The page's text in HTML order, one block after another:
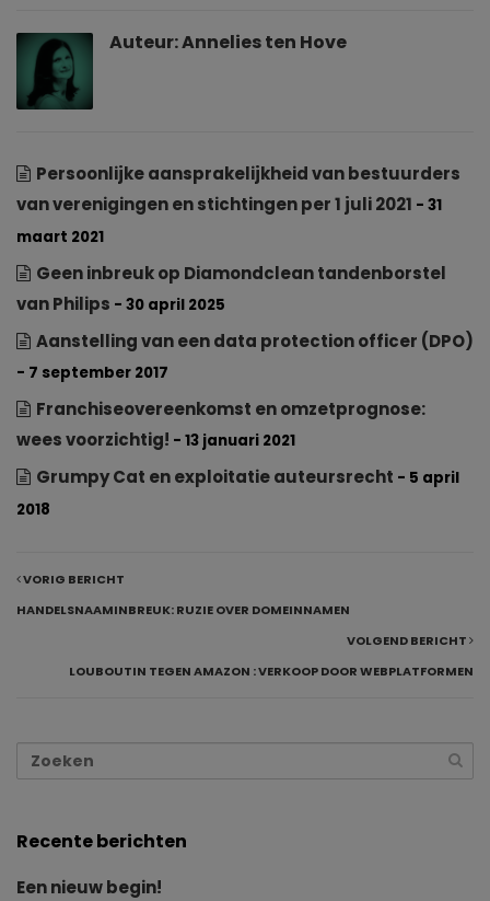
Auteur:Annelies ten Hove
Persoonlijke aansprakelijkheid van bestuurders
van verenigingen en stichtingen per 1 juli 2021 - 31
maart 2021
Geen inbreuk op Diamondclean tandenborstel
van Philips - 30 april 2025
Aanstelling van een data protection officer (DPO)
- 7 september 2017
Franchiseovereenkomst en omzetprognose:
wees voorzichtig! - 13 januari 2021
Grumpy Cat en exploitatie auteursrecht - 5 april
2018
VORIG BERICHT
HANDELSNAAMINBREUK: RUZIE OVER DOMEINNAMEN
VOLGEND BERICHT
LOUBOUTIN TEGEN AMAZON : VERKOOP DOOR WEBPLATFORMEN
Recente berichten
Een nieuw begin!